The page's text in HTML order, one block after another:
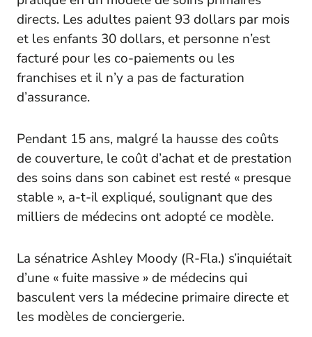
directs. Les adultes paient 93 dollars par mois
et les enfants 30 dollars, et personne n’est
facturé pour les co-paiements ou les
franchises et il n’y a pas de facturation
d’assurance.
Pendant 15 ans, malgré la hausse des coûts
de couverture, le coût d’achat et de prestation
des soins dans son cabinet est resté « presque
stable », a-t-il expliqué, soulignant que des
milliers de médecins ont adopté ce modèle.
La sénatrice Ashley Moody (R-Fla.) s’inquiétait
d’une « fuite massive » de médecins qui
basculent vers la médecine primaire directe et
les modèles de conciergerie.